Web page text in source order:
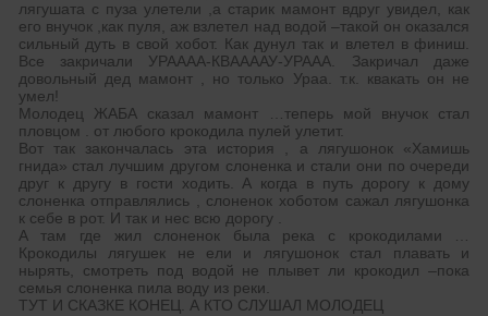
лягушата с пуза улетели ,а старик мамонт вдруг увидел, как
его внучок ,как пуля, аж взлетел над водой –такой он оказался
сильный дуть в свой хобот. Как дунул так и влетел в финиш.
Все закричали УРАААА-КВААААУ-УРААА. Закричал даже
довольный дед мамонт , но только Ураа. т.к. квакать он не
умел!
Молодец ЖАБА сказал мамонт …теперь мой внучок стал
пловцом . от любого крокодила пулей улетит.
Вот так закончалась эта история , а лягушонок «Хамишь
гнида» стал лучшим другом слоненка и стали они по очереди
друг к другу в гости ходить. А когда в путь дорогу к дому
слоненка отправлялись , слоненок хоботом сажал лягушонка
к себе в рот. И так и нес всю дорогу .
А там где жил слоненок была река с крокодилами …
Крокодилы лягушек не ели и лягушонок стал плавать и
нырять, смотреть под водой не плывет ли крокодил –пока
семья слоненка пила воду из реки.
ТУТ И СКАЗКЕ КОНЕЦ. А КТО СЛУШАЛ МОЛОДЕЦ